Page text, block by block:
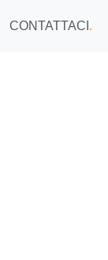
CONTATTACI .